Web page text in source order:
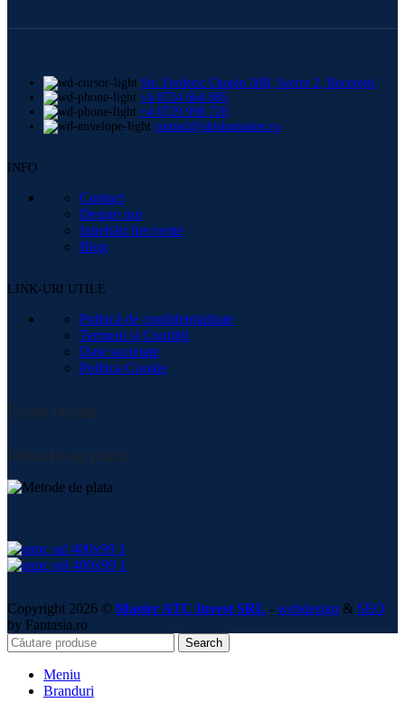
Str. Frederic Chopin 30B, Sector 2, București
+4 0724 664 885
+4 0729 998 728
contact@shishamaster.ro
INFO
Contact
Despre noi
Intrebări frecvente
Blog
LINK-URI UTILE
Politică de confidențialitate
Termeni și Condiții
Date societate
Politica Cookie
Social Media:
Metode de plată:
Copyright 2026 © Master ATC Invest SRL - webdesign & SEO
by Fantasia.ro
Search
Meniu
Branduri